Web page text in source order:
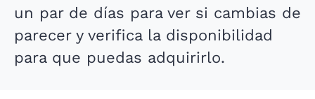
un par de días para ver si cambias de
parecer y verifica la disponibilidad
para que puedas adquirirlo.